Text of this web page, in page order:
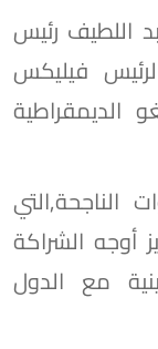
اللطيف رئيس
فيليكس
الديمقراطية
الناجحة,التي
أوجه الشراكة
مع الدول